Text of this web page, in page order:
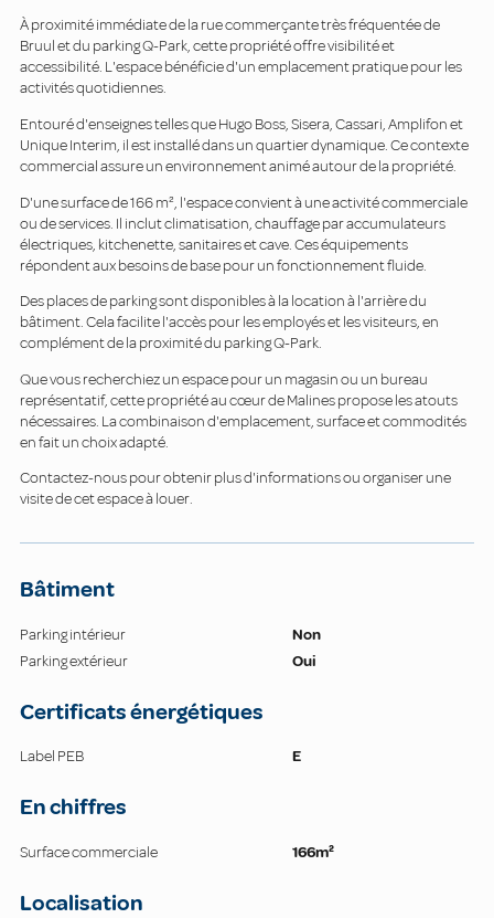
À proximité immédiate de la rue commerçante très fréquentée de
Bruul et du parking Q-Park, cette propriété offre visibilité et
accessibilité. L'espace bénéficie d'un emplacement pratique pour les
activités quotidiennes.
Entouré d'enseignes telles que Hugo Boss, Sisera, Cassari, Amplifon et
Unique Interim, il est installé dans un quartier dynamique. Ce contexte
commercial assure un environnement animé autour de la propriété.
D'une surface de 166 m², l'espace convient à une activité commerciale
ou de services. Il inclut climatisation, chauffage par accumulateurs
électriques, kitchenette, sanitaires et cave. Ces équipements
répondent aux besoins de base pour un fonctionnement fluide.
Des places de parking sont disponibles à la location à l'arrière du
bâtiment. Cela facilite l'accès pour les employés et les visiteurs, en
complément de la proximité du parking Q-Park.
Que vous recherchiez un espace pour un magasin ou un bureau
représentatif, cette propriété au cœur de Malines propose les atouts
nécessaires. La combinaison d'emplacement, surface et commodités
en fait un choix adapté.
Contactez-nous pour obtenir plus d'informations ou organiser une
visite de cet espace à louer.
Bâtiment
Parking intérieur
Non
Parking extérieur
Oui
Certificats énergétiques
Label PEB E
En chiffres
Surface commerciale 166m²
Localisation